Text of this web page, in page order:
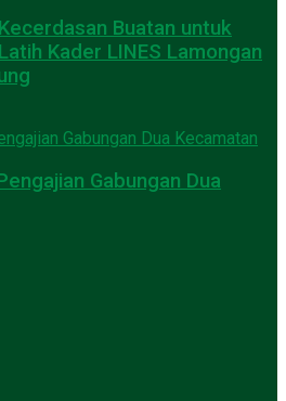
Buatan untuk
Kader LINES Lamongan
Gabungan Dua